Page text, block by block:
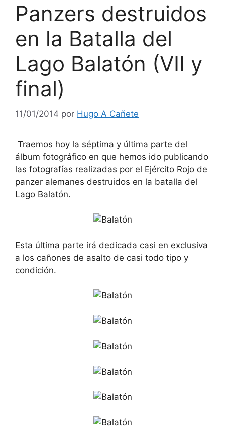
Panzers destruidos
en la Batalla del
Lago Balatón (VII y
final)
11/01/2014 por Hugo A Cañete
Traemos hoy la séptima y última parte del
álbum fotográfico en que hemos ido publicando
las fotografías realizadas por el Ejército Rojo de
panzer alemanes destruidos en la batalla del
Lago Balatón.
Esta última parte irá dedicada casi en exclusiva
a los cañones de asalto de casi todo tipo y
condición.